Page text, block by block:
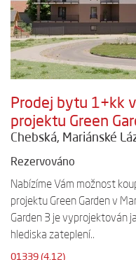
Prodej bytu 1+kk
projektu Green
Chebská, Mariánské
Rezervováno
Nabízíme Vám možnost
projektu Green Garden v
Garden 3 je vyprojektován
hlediska zateplení..
01339 (4.12)